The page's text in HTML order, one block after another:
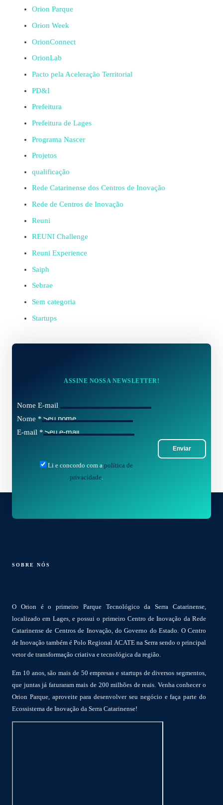
Orion Parque
Orion Week
OrionConnect
OrionLab
Pacto pela Aceleração Territorial
PD&I
Prefeitura
Prefeitura de Lages
Programa Nascer
Projetos
qualificação
Rede Catarinense dos Centros de Inovação
Rede de Centros de Inovação
Reuni
REUNI Challenge
Reuni Experience
Saiph
Sebrae
Sem categoria
Startups
ASSINE NOSSA NEWSLETTER!
Nome E-mail
Nome *
E-mail *
Enviar
Li e concordo com a política de
privacidade
SOBRE NÓS
O Orion é o primeiro Parque Tecnológico da Serra Catarinense,
localizado em Lages, e possui o primeiro Centro de Inovação da Rede
Catarinense de Centros de Inovação, do Governo do Estado. O Centro
de Inovação também é Polo Regional ACATE na Serra sendo o principal
vetor de transformação criativa e tecnológica da região.
Em 10 anos, são mais de 50 empresas e startups de diversos segmentos,
que juntas já faturaram mais de 200 milhões de reais. Venha conhecer o
Orion Parque, aproveite para desenvolver seu negócio e faça parte do
Ecossistema de Inovação da Serra Catarinense!